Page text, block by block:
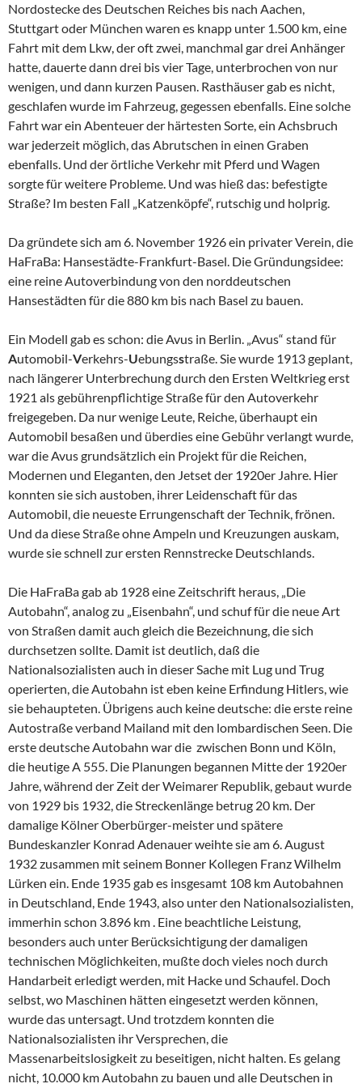
Nordostecke des Deutschen Reiches bis nach Aachen,
Stuttgart oder München waren es knapp unter 1.500 km, eine
Fahrt mit dem Lkw, der oft zwei, manchmal gar drei Anhänger
hatte, dauerte dann drei bis vier Tage, unterbrochen von nur
wenigen, und dann kurzen Pausen. Rasthäuser gab es nicht,
geschlafen wurde im Fahrzeug, gegessen ebenfalls. Eine solche
Fahrt war ein Abenteuer der härtesten Sorte, ein Achsbruch
war jederzeit möglich, das Abrutschen in einen Graben
ebenfalls. Und der örtliche Verkehr mit Pferd und Wagen
sorgte für weitere Probleme. Und was hieß das: befestigte
Straße? Im besten Fall „Katzenköpfe“, rutschig und holprig.
Da gründete sich am 6. November 1926 ein privater Verein, die
HaFraBa: Hansestädte-Frankfurt-Basel. Die Gründungsidee:
eine reine Autoverbindung von den norddeutschen
Hansestädten für die 880 km bis nach Basel zu bauen.
Ein Modell gab es schon: die Avus in Berlin. „Avus“ stand für
Automobil-Verkehrs-Uebungsstraße. Sie wurde 1913 geplant,
nach längerer Unterbrechung durch den Ersten Weltkrieg erst
1921 als gebührenpflichtige Straße für den Autoverkehr
freigegeben. Da nur wenige Leute, Reiche, überhaupt ein
Automobil besaßen und überdies eine Gebühr verlangt wurde,
war die Avus grundsätzlich ein Projekt für die Reichen,
Modernen und Eleganten, den Jetset der 1920er Jahre. Hier
konnten sie sich austoben, ihrer Leidenschaft für das
Automobil, die neueste Errungenschaft der Technik, frönen.
Und da diese Straße ohne Ampeln und Kreuzungen auskam,
wurde sie schnell zur ersten Rennstrecke Deutschlands.
Die HaFraBa gab ab 1928 eine Zeitschrift heraus, „Die
Autobahn“, analog zu „Eisenbahn“, und schuf für die neue Art
von Straßen damit auch gleich die Bezeichnung, die sich
durchsetzen sollte. Damit ist deutlich, daß die
Nationalsozialisten auch in dieser Sache mit Lug und Trug
operierten, die Autobahn ist eben keine Erfindung Hitlers, wie
sie behaupteten. Übrigens auch keine deutsche: die erste reine
Autostraße verband Mailand mit den lombardischen Seen. Die
erste deutsche Autobahn war die zwischen Bonn und Köln,
die heutige A 555. Die Planungen begannen Mitte der 1920er
Jahre, während der Zeit der Weimarer Republik, gebaut wurde
von 1929 bis 1932, die Streckenlänge betrug 20 km. Der
damalige Kölner Oberbürger-meister und spätere
Bundeskanzler Konrad Adenauer weihte sie am 6. August
1932 zusammen mit seinem Bonner Kollegen Franz Wilhelm
Lürken ein. Ende 1935 gab es insgesamt 108 km Autobahnen
in Deutschland, Ende 1943, also unter den Nationalsozialisten,
immerhin schon 3.896 km . Eine beachtliche Leistung,
besonders auch unter Berücksichtigung der damaligen
technischen Möglichkeiten, mußte doch vieles noch durch
Handarbeit erledigt werden, mit Hacke und Schaufel. Doch
selbst, wo Maschinen hätten eingesetzt werden können,
wurde das untersagt. Und trotzdem konnten die
Nationalsozialisten ihr Versprechen, die
Massenarbeitslosigkeit zu beseitigen, nicht halten. Es gelang
nicht, 10.000 km Autobahn zu bauen und alle Deutschen in